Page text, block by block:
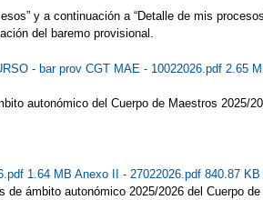
y a continuación a “Detalle de mis
del baremo provisional.
- bar prov CGT MAE - 10022026.pdf 2.65
autonómico del Cuerpo de Maestros 2025/
1.64 MB Anexo II - 27022026.pdf 840.87 KB
ámbito autonómico 2025/2026 del Cuerpo